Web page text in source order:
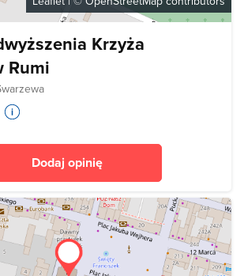
Krzyża
Rumi
Dodaj opinię